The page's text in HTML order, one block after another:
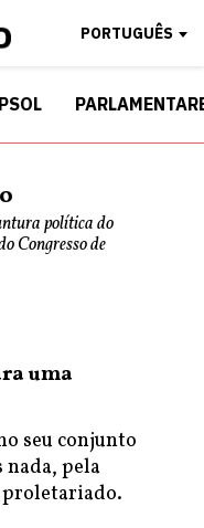
PORTUGUÊS
PSOL
política do
Congresso de
uma
seu conjunto
nada, pela